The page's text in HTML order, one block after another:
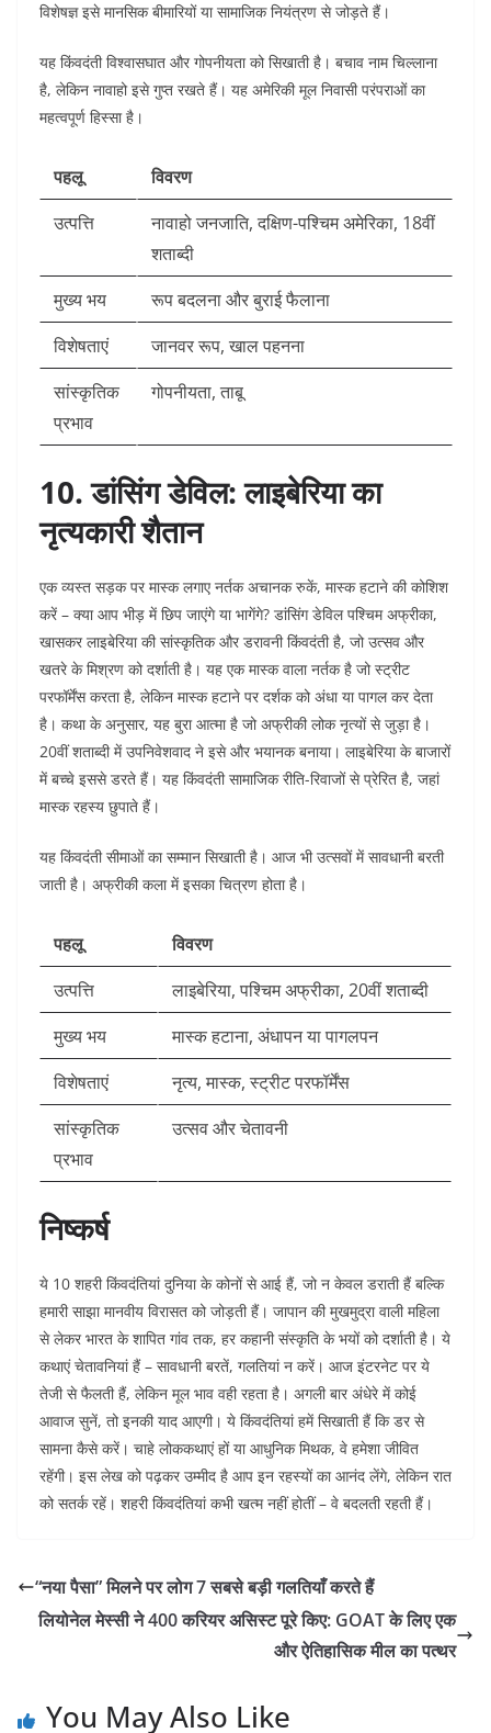
विशेषज्ञ इसे मानसिक बीमारियों या सामाजिक नियंत्रण से जोड़ते हैं।​
यह किंवदंती विश्वासघात और गोपनीयता को सिखाती है। बचाव नाम चिल्लाना
है, लेकिन नावाहो इसे गुप्त रखते हैं। यह अमेरिकी मूल निवासी परंपराओं का
महत्वपूर्ण हिस्सा है।​
पहलू
विवरण
उत्पत्ति
नावाहो जनजाति, दक्षिण-पश्चिम अमेरिका, 18वीं
शताब्दी ​
मुख्य भय
रूप बदलना और बुराई फैलाना
विशेषताएं
जानवर रूप, खाल पहनना
सांस्कृतिक
प्रभाव
गोपनीयता, ताबू ​
10. डांसिंग डेविल: लाइबेरिया का
नृत्यकारी शैतान
एक व्यस्त सड़क पर मास्क लगाए नर्तक अचानक रुकें, मास्क हटाने की कोशिश
करें – क्या आप भीड़ में छिप जाएंगे या भागेंगे? डांसिंग डेविल पश्चिम अफ्रीका,
खासकर लाइबेरिया की सांस्कृतिक और डरावनी किंवदंती है, जो उत्सव और
खतरे के मिश्रण को दर्शाती है। यह एक मास्क वाला नर्तक है जो स्ट्रीट
परफॉर्मेंस करता है, लेकिन मास्क हटाने पर दर्शक को अंधा या पागल कर देता
है। कथा के अनुसार, यह बुरा आत्मा है जो अफ्रीकी लोक नृत्यों से जुड़ा है।
20वीं शताब्दी में उपनिवेशवाद ने इसे और भयानक बनाया। लाइबेरिया के बाजारों
में बच्चे इससे डरते हैं। यह किंवदंती सामाजिक रीति-रिवाजों से प्रेरित है, जहां
मास्क रहस्य छुपाते हैं।​
यह किंवदंती सीमाओं का सम्मान सिखाती है। आज भी उत्सवों में सावधानी बरती
जाती है। अफ्रीकी कला में इसका चित्रण होता है।​
पहलू
विवरण
उत्पत्ति
लाइबेरिया, पश्चिम अफ्रीका, 20वीं शताब्दी ​
मुख्य भय
मास्क हटाना, अंधापन या पागलपन
विशेषताएं
नृत्य, मास्क, स्ट्रीट परफॉर्मेंस
सांस्कृतिक
प्रभाव
उत्सव और चेतावनी ​
निष्कर्ष
ये 10 शहरी किंवदंतियां दुनिया के कोनों से आई हैं, जो न केवल डराती हैं बल्कि
हमारी साझा मानवीय विरासत को जोड़ती हैं। जापान की मुखमुद्रा वाली महिला
से लेकर भारत के शापित गांव तक, हर कहानी संस्कृति के भयों को दर्शाती है। ये
कथाएं चेतावनियां हैं – सावधानी बरतें, गलतियां न करें। आज इंटरनेट पर ये
तेजी से फैलती हैं, लेकिन मूल भाव वही रहता है। अगली बार अंधेरे में कोई
आवाज सुनें, तो इनकी याद आएगी। ये किंवदंतियां हमें सिखाती हैं कि डर से
सामना कैसे करें। चाहे लोककथाएं हों या आधुनिक मिथक, वे हमेशा जीवित
रहेंगी। इस लेख को पढ़कर उम्मीद है आप इन रहस्यों का आनंद लेंगे, लेकिन रात
को सतर्क रहें। शहरी किंवदंतियां कभी खत्म नहीं होतीं – वे बदलती रहती हैं।
“नया पैसा” मिलने पर लोग 7 सबसे बड़ी गलतियाँ करते हैं
लियोनेल मेस्सी ने 400 करियर असिस्ट पूरे किए: GOAT के लिए एक
और ऐतिहासिक मील का पत्थर
You May Also Like